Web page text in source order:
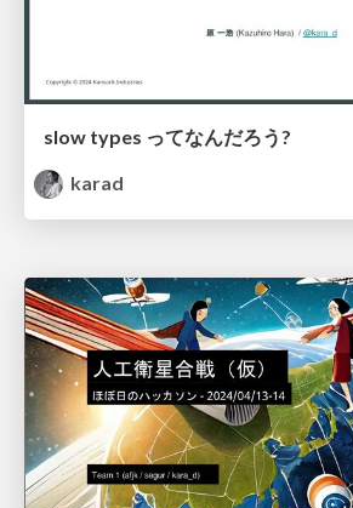
slow types ってなんだろう?
karad